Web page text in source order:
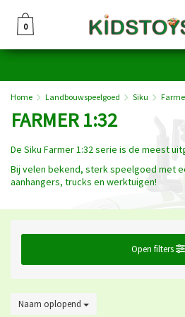
0
0
Home Landbouwspeelgoed Siku
FARMER 1:32
De Siku Farmer 1:32 serie is de meest
Bij velen bekend, sterk speelgoed met
aanhangers, trucks en werktuigen!
Open filters
Naam oplopend